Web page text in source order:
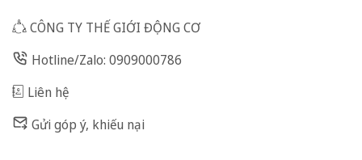
CÔNG TY THẾ GIỚI ĐỘNG CƠ
Hotline/Zalo: 0909000786
Liên hệ
Gửi góp ý, khiếu nại